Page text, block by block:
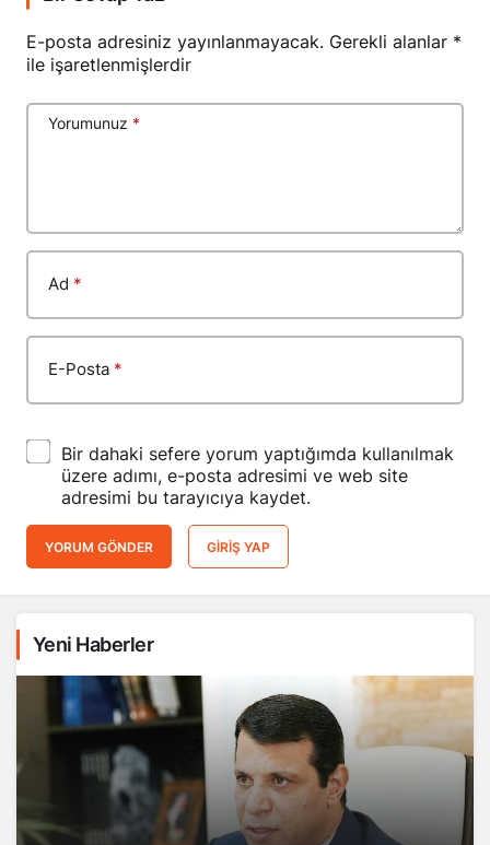
E-posta adresiniz yayınlanmayacak. Gerekli alanlar *
ile işaretlenmişlerdir
Yorumunuz *
Ad *
E-Posta *
Bir dahaki sefere yorum yaptığımda kullanılmak
üzere adımı, e-posta adresimi ve web site
adresimi bu tarayıcıya kaydet.
YORUM GÖNDER GIRIŞ YAP
Yeni Haberler